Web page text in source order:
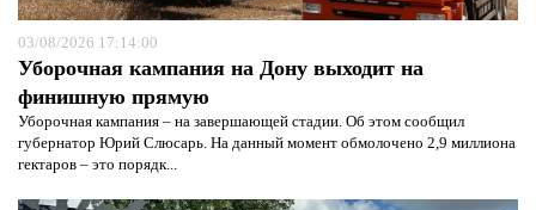
03/08/2026 17:14:00
Уборочная кампания на Дону выходит на
финишную прямую
Уборочная кампания – на завершающей стадии. Об этом сообщил
губернатор Юрий Слюсарь. На данный момент обмолочено 2,9 миллиона
гектаров – это порядк...